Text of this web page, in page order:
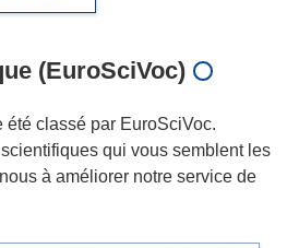
(EuroSciVoc)
classé par EuroSciVoc.
qui vous semblent les
à améliorer notre service de